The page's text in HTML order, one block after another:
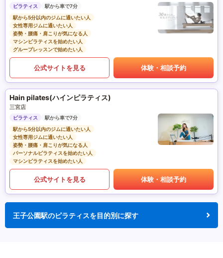
ピラティス
駅から車で7分
駅から5分以内のジムに通いたい人
女性専用ジムに通いたい人
姿勢・腰痛・肩こりが気になる人
マシンピラティスを始めたい人
グループレッスンで始めたい人
公式サイトを見る 体験・相談予約
Hain pilates(ハインピラティス)
三宮店
ピラティス
駅から車で7分
駅から5分以内のジムに通いたい人
女性専用ジムに通いたい人
姿勢・腰痛・肩こりが気になる人
パーソナルピラティスを始めたい人
マシンピラティスを始めたい人
公式サイトを見る 体験・相談予約
王子公園駅のピラティスを目的別に探す